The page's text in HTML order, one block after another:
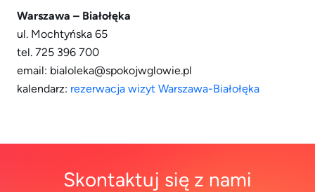
Warszawa – Białołęka
ul. Mochtyńska 65
tel. 725 396 700
email: bialoleka@spokojwglowie.pl
kalendarz: rezerwacja wizyt Warszawa-Białołęka
Skontaktuj się z nami